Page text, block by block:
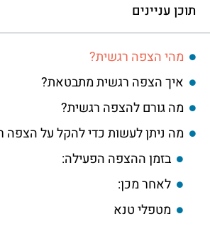
תוכן עניינים
מהי הצפה רגשית?
איך הצפה רגשית מתבטאת?
מה גורם להצפה רגשית?
מה ניתן לעשות כדי להקל על הצפה
בזמן ההצפה הפעילה:
לאחר מכן:
מטפלי טנא